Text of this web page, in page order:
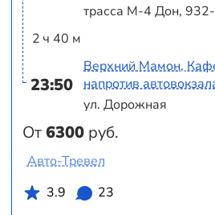
2 ч 40 м
23:50
От6300 руб.
трасса М-4 Дон,
Верхний Мамон,
напротив
ул. Дорожная
Авто-Тревел
3.9
23